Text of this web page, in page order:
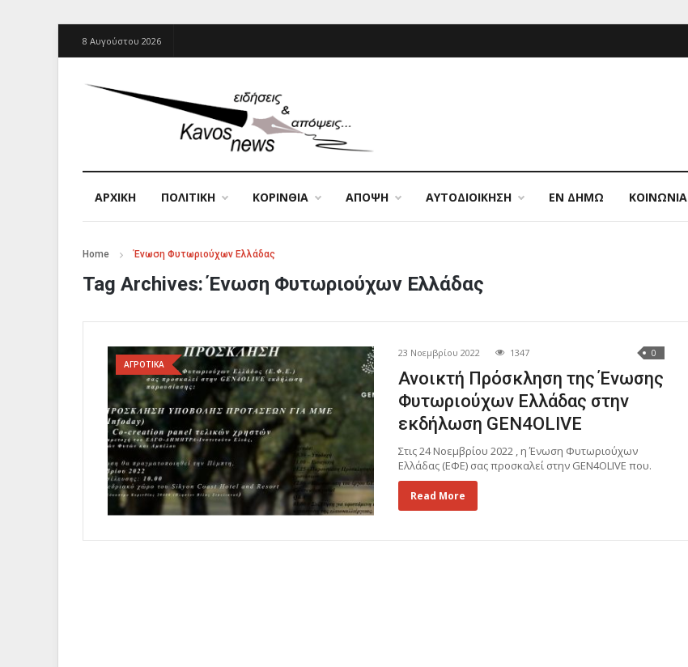
8 Αυγούστου 2026
ΑΡΧΙΚΉ ΠΟΛΙΤΙΚΗ ΚΟΡΙΝΘΙΑ ΑΠΟΨΗ ΑΥΤΟΔΙΟΙΚΗΣΗ ΕΝ ΔΗΜΩ ΚΟΙΝΩΝΙΑ
Home Ένωση Φυτωριούχων Ελλάδας
Tag Archives:Ένωση Φυτωριούχων Ελλάδας
ΑΓΡΟΤΙΚΑ
23 Νοεμβρίου 2022 1347 0
Ανοικτή Πρόσκληση της Ένωσης
Φυτωριούχων Ελλάδας στην
εκδήλωση GEN4OLIVE
Στις 24 Νοεμβρίου 2022 , η Ένωση Φυτωριούχων
Ελλάδας (ΕΦΕ) σας προσκαλεί στην GEN4OLIVE που.
Read More